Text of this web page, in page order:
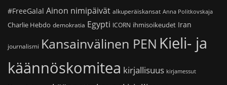
#FreeGalal Ainon nimipäivät alkuperäiskansat Anna Politkovskaja
Charlie Hebdo demokratia Egypti ICORN ihmisoikeudet Iran
journalismi Kansainvälinen PEN Kieli- ja
käännöskomitea kirjallisuus kirjamessut